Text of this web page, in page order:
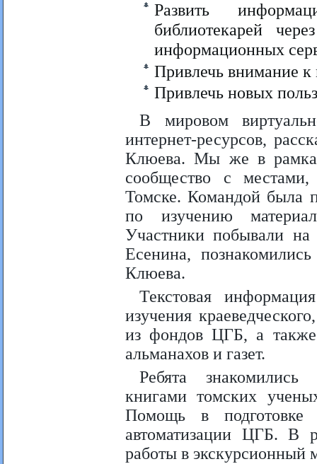
Развить
библиотекарей
информационных
Привлечь внимание
Привлечь новых
В мировом
интернет-ресурсов,
Клюева. Мы же в
сообщество с
Томске. Командой была
по изучению
Участники побывали
Есенина,
Клюева.
Текстовая
изучения
из фондов ЦГБ, а
альманахов и газет.
Ребята знакомились
книгами томских
Помощь в подготовке
автоматизации ЦГБ. В
работы в экскурсионный